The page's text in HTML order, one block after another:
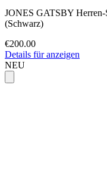
JONES GATSBY Herren-
(Schwarz)
€200.00
Details für anzeigen
NEU